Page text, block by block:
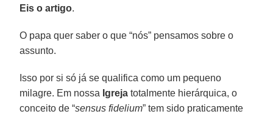
Eis o artigo.
O papa quer saber o que “nós” pensamos sobre o
assunto.
Isso por si só já se qualifica como um pequeno
milagre. Em nossa Igreja totalmente hierárquica, o
conceito de “sensus fidelium” tem sido praticamente